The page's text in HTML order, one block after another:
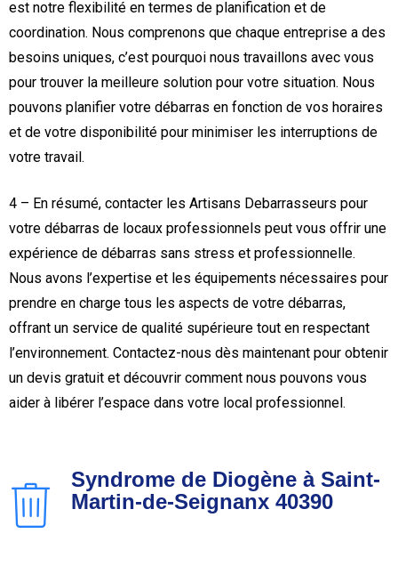
est notre flexibilité en termes de planification et de
coordination. Nous comprenons que chaque entreprise a des
besoins uniques, c’est pourquoi nous travaillons avec vous
pour trouver la meilleure solution pour votre situation. Nous
pouvons planifier votre débarras en fonction de vos horaires
et de votre disponibilité pour minimiser les interruptions de
votre travail.
4 – En résumé, contacter les Artisans Debarrasseurs pour
votre débarras de locaux professionnels peut vous offrir une
expérience de débarras sans stress et professionnelle.
Nous avons l’expertise et les équipements nécessaires pour
prendre en charge tous les aspects de votre débarras,
offrant un service de qualité supérieure tout en respectant
l’environnement. Contactez-nous dès maintenant pour obtenir
un devis gratuit et découvrir comment nous pouvons vous
aider à libérer l’espace dans votre local professionnel.
Syndrome de Diogène à Saint-
Martin-de-Seignanx 40390